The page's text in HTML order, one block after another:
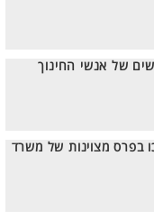
של אנשי החינוך
בפרס מצוינות של משרד